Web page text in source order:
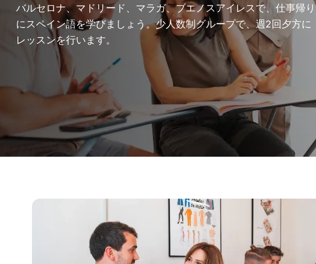
50歳以上向けプログラム
試験準備 DELE
試験準備 SIELE
プライベートレッスン
バルセロナスペイン語学校
グループスペイン語クラス
夜のグループコース
長期コース
50歳以上向けプログラム
試験準備 DELE
試験準備 SIELE
プライベートレッスン
夜のグループコース
50歳以上向けプログラム
試験準備 DELE
試験準備 SIELE
プライベートレッスン
健康と安全
持続可能性
多様性とコミットメント
学生体験
私たちの学習センター
バルセロナ、マドリード、マラガ、ブエノスアイレスで、仕事帰り
にスペイン語を学びましょう。少人数制グループで、週2回夕方に
レッスンを行います。